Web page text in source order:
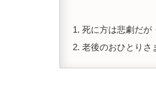
死に方は悲劇だが
老後のおひとりさ